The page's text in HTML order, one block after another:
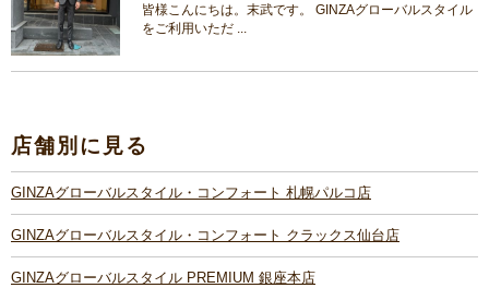
皆様こんにちは。末武です。 GINZAグローバルスタイル
をご利用いただ ...
店舗別に見る
GINZAグローバルスタイル・コンフォート 札幌パルコ店
GINZAグローバルスタイル・コンフォート クラックス仙台店
GINZAグローバルスタイル PREMIUM 銀座本店